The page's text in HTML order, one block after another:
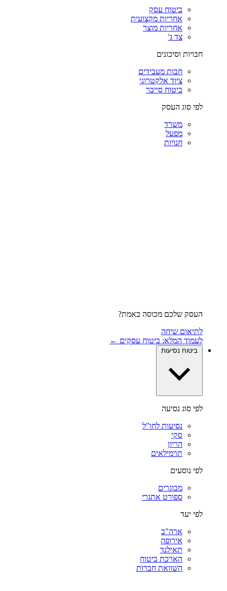
ביטוח עסק
אחריות מקצועית
אחריות מוצר
צד ג'
חבויות וסיכונים
חבות מעבידים
ציוד אלקטרוני
ביטוח סייבר
לפי סוג העסק
משרד
מפעל
חנויות
העסק שלכם מכוסה באמת?
לתיאום שיחה
לעמוד המלא: ביטוח עסקים ←
ביטוח נסיעות
לפי סוג נסיעה
נסיעות לחו"ל
סקי
הריון
תרמילאים
לפי נוסעים
מבוגרים
ספורט אתגרי
לפי יעד
ארה"ב
אירופה
תאילנד
הארכת ביטוח
השוואת חברות